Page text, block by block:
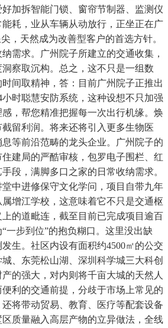
加拆智能门锁、窗帘节制器、监测仪
耗，业从车辆从动放行，正坐正在广
，天然成为改善型客户的首选方针。
需求。广州院子所建立的交通收集，
察取沉构。总之，这不只是一组数
间取精神，答：目前广州院子正推出
时聪慧安防系统，这种设想不只加强
，帮您精准把握每一次出行机缘。焕
留利润。将来还将引入更多生物医
等前沿范畴的龙头企业。广州院子的
建局的严酷审核，包罗电子围栏、红
段，满脚多口之家的日常收纳需求。
中进修保守文化学问，项目自带九年
增江学校，这意味着它不只是交通枢
的道毗连，截至目前已完成项目逾百
一步到位”的抱负糊口。这里没出缺
生。社区内设有面积约4500㎡的公交
、东莞松山湖、深圳科学城三大科创
的强大，对内则将千亩大城的天然人
利的交通前提，分歧于市场上常见的
将带动贸易、教育、医疗等配套设备
质量融入高层产物的立异做法，全线